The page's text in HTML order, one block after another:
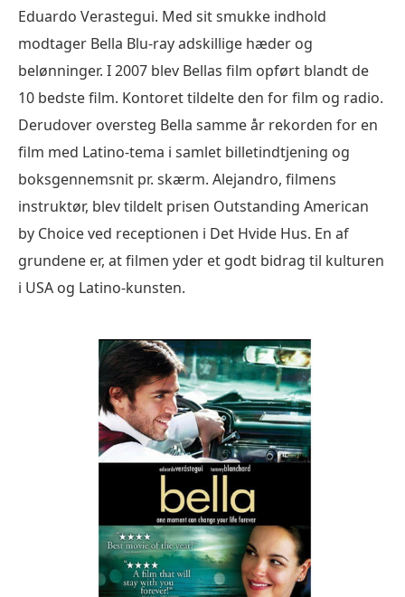
Eduardo Verastegui. Med sit smukke indhold
modtager Bella Blu-ray adskillige hæder og
belønninger. I 2007 blev Bellas film opført blandt de
10 bedste film. Kontoret tildelte den for film og radio.
Derudover oversteg Bella samme år rekorden for en
film med Latino-tema i samlet billetindtjening og
boksgennemsnit pr. skærm. Alejandro, filmens
instruktør, blev tildelt prisen Outstanding American
by Choice ved receptionen i Det Hvide Hus. En af
grundene er, at filmen yder et godt bidrag til kulturen
i USA og Latino-kunsten.